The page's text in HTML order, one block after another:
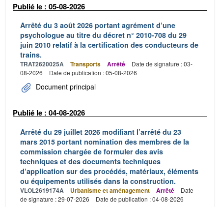
Publié le : 05-08-2026
Arrêté du 3 août 2026 portant agrément d’une
psychologue au titre du décret n° 2010-708 du 29
juin 2010 relatif à la certification des conducteurs de
trains.
TRAT2620025A Transports Arrêté
Date de signature : 03-
08-2026
Date de publication : 05-08-2026
Document principal
Publié le : 04-08-2026
Arrêté du 29 juillet 2026 modifiant l’arrêté du 23
mars 2015 portant nomination des membres de la
commission chargée de formuler des avis
techniques et des documents techniques
d’application sur des procédés, matériaux, éléments
ou équipements utilisés dans la construction.
VLOL2619174A Urbanisme et aménagement Arrêté
Date
de signature : 29-07-2026
Date de publication : 04-08-2026